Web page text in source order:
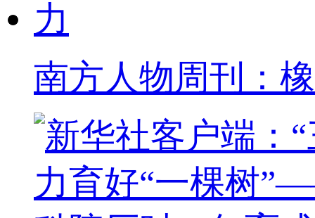
南方人物周刊：